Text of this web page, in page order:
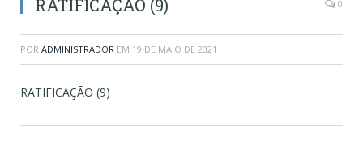
RATIFICAÇÃO (9) 0
POR ADMINISTRADOR EM 19 DE MAIO DE 2021
RATIFICAÇÃO (9)